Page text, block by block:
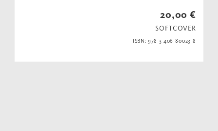
20,00 €
SOFTCOVER
ISBN: 978-3-406-80023-8